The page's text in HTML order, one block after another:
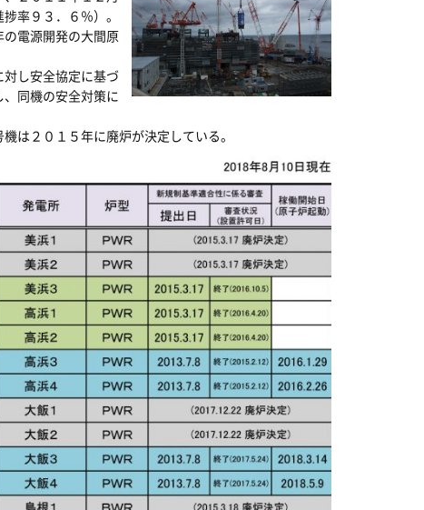
率９３．６％）。
電源開発の大間原
し安全協定に基づ
同機の安全対策に
は２０１５年に廃炉が決定している。